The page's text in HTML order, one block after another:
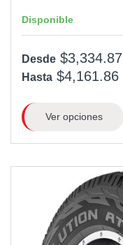
Disponible
Desde $3,334.87
Hasta $4,161.86
Ver opciones